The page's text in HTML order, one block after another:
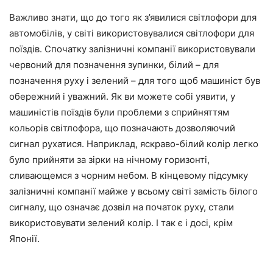
Важливо знати, що до того як з’явилися світлофори для
автомобілів, у світі використовувалися світлофори для
поїздів. Спочатку залізничні компанії використовували
червоний для позначення зупинки, білий – для
позначення руху і зелений – для того щоб машиніст був
обережний і уважний. Як ви можете собі уявити, у
машиністів поїздів були проблеми з сприйняттям
кольорів світлофора, що позначають дозволяючий
сигнал рухатися. Наприклад, яскраво-білий колір легко
було прийняти за зірки на нічному горизонті,
сливающемся з чорним небом. В кінцевому підсумку
залізничні компанії майже у всьому світі замість білого
сигналу, що означає дозвіл на початок руху, стали
використовувати зелений колір. І так є і досі, крім
Японії.